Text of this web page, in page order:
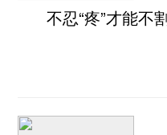
不忍“疼”才能不